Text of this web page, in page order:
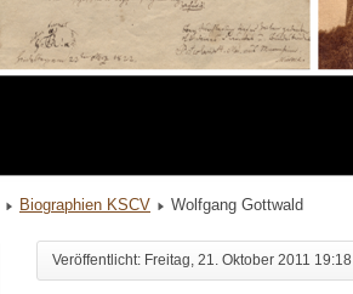
Biographien KSCV Wolfgang Gottwald
Veröffentlicht: Freitag, 21. Oktober 2011 19:18